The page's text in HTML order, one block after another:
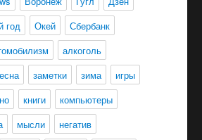
год Окей
Сбербанк
алкоголь
заметки зима
игры
книги
компьютеры
мысли
негатив